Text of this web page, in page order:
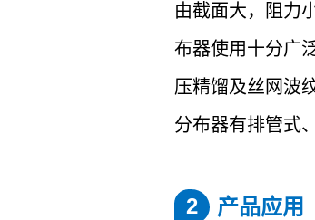
由截面大，阻力
布器使用十分广
压精馏及丝网波
分布器有排管式
2 产品应用